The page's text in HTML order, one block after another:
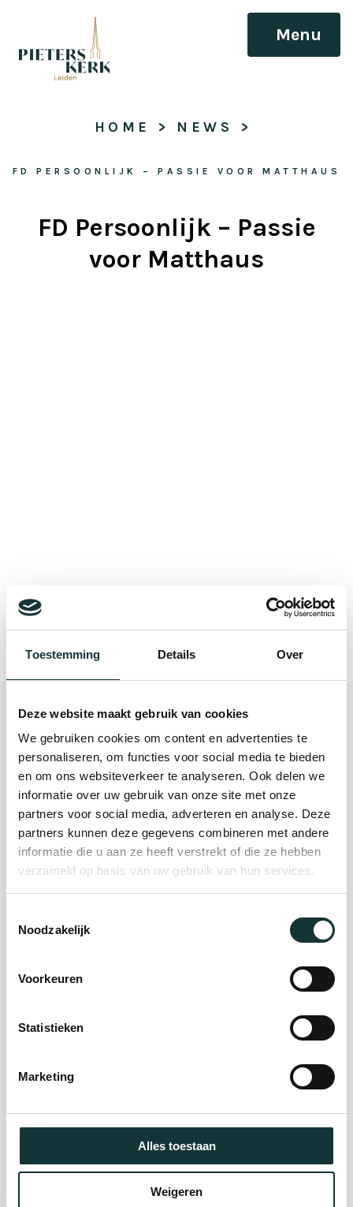
Toestemming Details Over
Deze website maakt gebruik van cookies
We gebruiken cookies om content en advertenties te
personaliseren, om functies voor social media te bieden
en om ons websiteverkeer te analyseren. Ook delen we
informatie over uw gebruik van onze site met onze
partners voor social media, adverteren en analyse. Deze
partners kunnen deze gegevens combineren met andere
informatie die u aan ze heeft verstrekt of die ze hebben
verzameld op basis van uw gebruik van hun services.
Noodzakelijk
Voorkeuren
Statistieken
Marketing
Alles toestaan
Weigeren
Menu
HOME > NEWS >
FD PERSOONLIJK – PASSIE VOOR MATTHAUS
FD Persoonlijk – Passie
voor Matthaus
Bekijk alle blogberichten
Plan je bezoek
Evenement
organiseren
Steun ons
Auditie
De Pieterskerk als
Onderhoud &